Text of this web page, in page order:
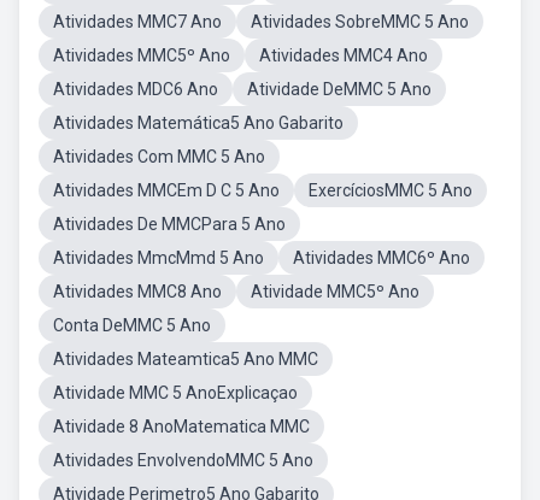
Atividades MMC7 Ano
Atividades SobreMMC 5 Ano
Atividades MMC5º Ano
Atividades MMC4 Ano
Atividades MDC6 Ano
Atividade DeMMC 5 Ano
Atividades Matemática5 Ano Gabarito
Atividades Com MMC 5 Ano
Atividades MMCEm D C 5 Ano
ExercíciosMMC 5 Ano
Atividades De MMCPara 5 Ano
Atividades MmcMmd 5 Ano
Atividades MMC6º Ano
Atividades MMC8 Ano
Atividade MMC5º Ano
Conta DeMMC 5 Ano
Atividades Mateamtica5 Ano MMC
Atividade MMC 5 AnoExplicaçao
Atividade 8 AnoMatematica MMC
Atividades EnvolvendoMMC 5 Ano
Atividade Perimetro5 Ano Gabarito